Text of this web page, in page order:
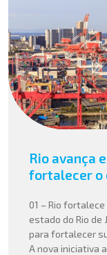
Rio avança
fortalecer o
01 – Rio
estado do Rio de
para fortalecer
A nova iniciativa